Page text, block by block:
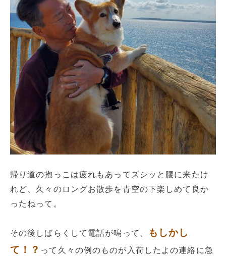
帰り道の抱っこは疲れもあってズシッと腰に来たけ
れど、久々のロングお散歩を青空の下楽しめて良か
ったねって。
その後しばらくして電話が鳴って、
もしかし
て！？ って久々の例のものが入荷したよの連絡に急